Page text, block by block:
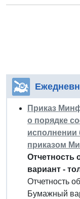
Приказ
о порядке
приказом
Отчетность
вариант -
Отчетность
Бумажный